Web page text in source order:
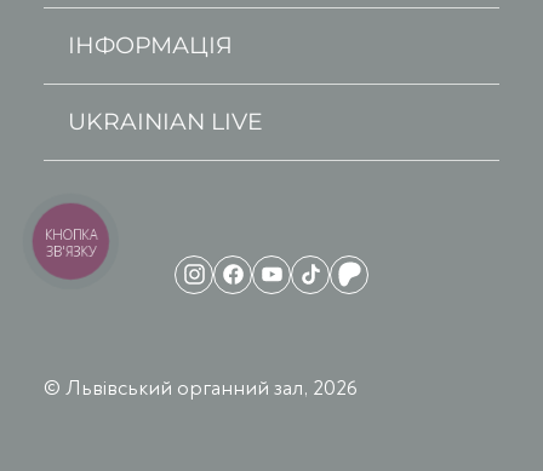
© Львівський органний зал, 2026
ІНФОРМАЦІЯ
UKRAINIAN LIVE
КНОПКА
ЗВ'ЯЗКУ